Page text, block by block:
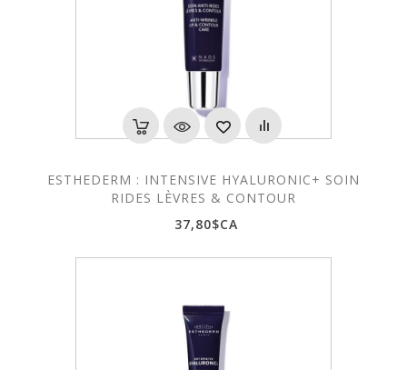
ESTHEDERM : INTENSIVE HYALURONIC+ SOIN
RIDES LÈVRES & CONTOUR
37,80$CA